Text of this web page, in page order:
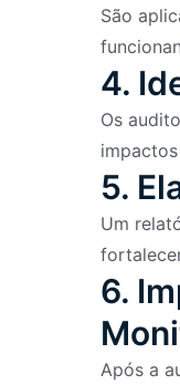
São
4.
Os
5.
Um
6.
Após a